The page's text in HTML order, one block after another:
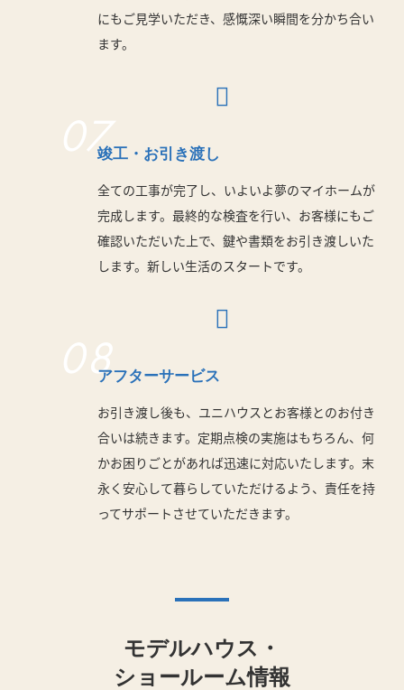
にもご見学いただき、感慨深い瞬間を分かち合い
ます。
07竣工・お引き渡し
全ての工事が完了し、いよいよ夢のマイホームが
完成します。最終的な検査を行い、お客様にもご
確認いただいた上で、鍵や書類をお引き渡しいた
します。新しい生活のスタートです。
08アフターサービス
お引き渡し後も、ユニハウスとお客様とのお付き
合いは続きます。定期点検の実施はもちろん、何
かお困りごとがあれば迅速に対応いたします。末
永く安心して暮らしていただけるよう、責任を持
ってサポートさせていただきます。
モデルハウス・
ショールーム情報